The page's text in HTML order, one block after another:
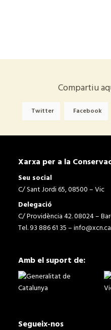
Compartiu
Twitter Facebook
Xarxa per a la
Seu social
C/ Sant Jordi 65, 08500 – Vic
Delegació
C/ Providència 42. 08024 –
Tel. 93 886 61 35 –
Amb el suport de:
Segueix-nos